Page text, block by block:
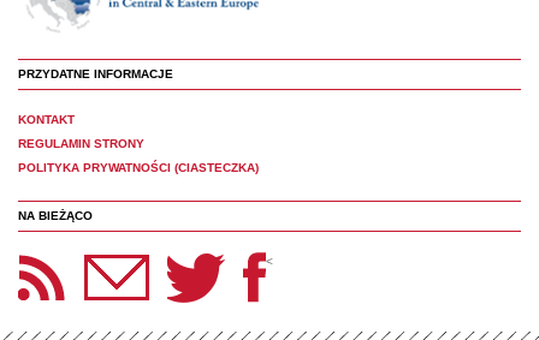
PRZYDATNE INFORMACJE
KONTAKT
REGULAMIN STRONY
POLITYKA PRYWATNOŚCI (CIASTECZKA)
NA BIEŻĄCO
Panoptyka Facebook <